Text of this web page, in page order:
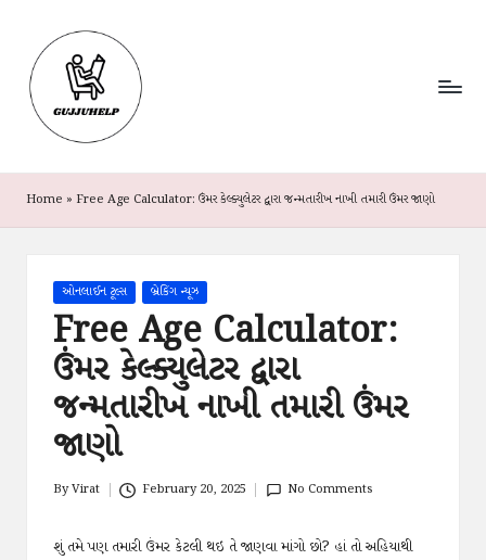
content
G
u
jj
H
e
Your
Gujarati
Guide
To
News,
&
Schemes
Home » Free Age Calculator: ઉંમર કેલ્ક્યુલેટર દ્વારા જન્મતારીખ નાખી તમારી ઉંમર જાણો
Posted
in
ઓનલાઈન ટૂલ્સ બ્રેકિંગ ન્યૂઝ
Free Age Calculator:
ઉંમર કેલ્ક્યુલેટર દ્વારા
જન્મતારીખ નાખી તમારી ઉંમર
જાણો
Posted
ByVirat February 20, 2025 No Comments
શું તમે પણ તમારી ઉંમર કેટલી થઇ તે જાણવા માંગો છો? હાં તો અહિયાથી